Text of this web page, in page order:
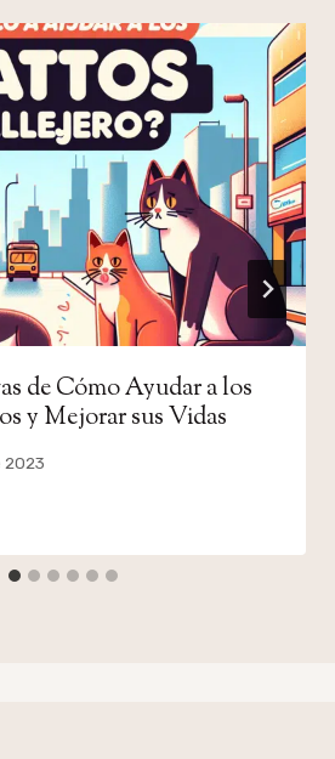
de Cómo Ayudar a los
y Mejorar sus Vidas
2023